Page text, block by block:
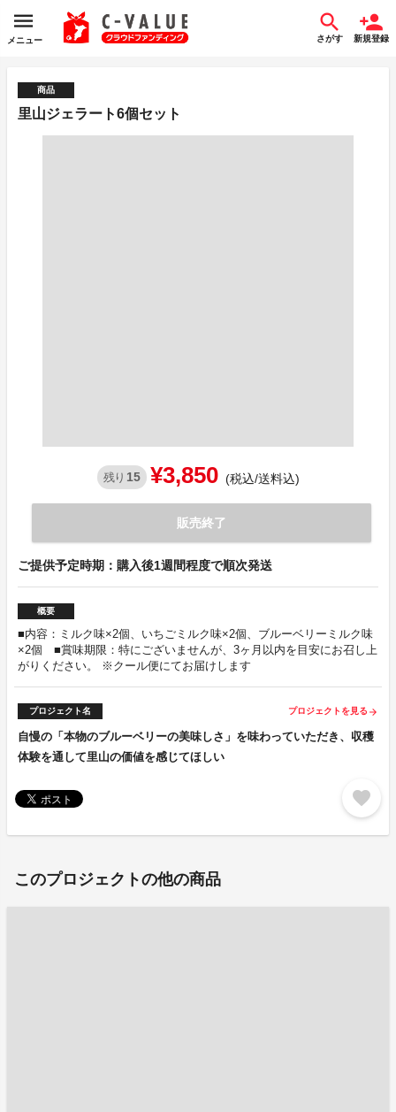
メニュー さがす 新規登録
商品
里山ジェラート6個セット
残り 15 ¥3,850 (税込/送料込)
販売終了
ご提供予定時期：購入後1週間程度で順次発送
概要
■内容：ミルク味×2個、いちごミルク味×2個、ブルーベリーミルク味
×2個 ■賞味期限：特にございませんが、3ヶ月以内を目安にお召し上
がりください。 ※クール便にてお届けします
プロジェクト名 プロジェクトを見る arrow_forward
自慢の「本物のブルーベリーの美味しさ」を味わっていただき、収穫
体験を通して里山の価値を感じてほしい
favorite
このプロジェクトの他の商品